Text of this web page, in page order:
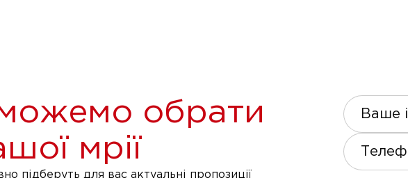
обрати
мрії
підберуть для вас актуальні пропозиції
Ваше